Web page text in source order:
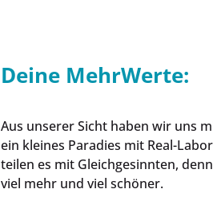
Deine MehrWerte:
Aus unserer Sicht haben wir uns
ein kleines Paradies mit Real-
teilen es mit Gleichgesinnten,
viel mehr und viel schöner.